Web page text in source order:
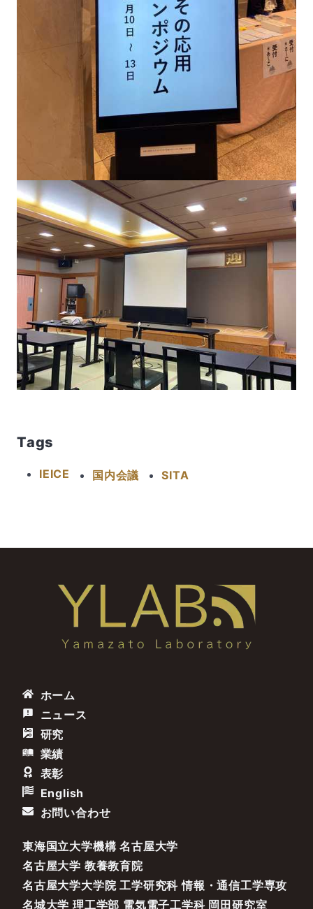
Tags
IEICE 国内会議 SITA
ホーム
ニュース
研究
業績
表彰
English
お問い合わせ
東海国立大学機構 名古屋大学
名古屋大学 教養教育院
名古屋大学大学院 工学研究科 情報・通信工学専攻
名城大学 理工学部 電気電子工学科 岡田研究室